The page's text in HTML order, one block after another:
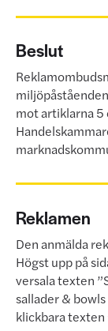
Beslut
mot artiklarna
Reklamen
Den anmälda
Högst upp på
versala texten
sallader &
klickbara texten